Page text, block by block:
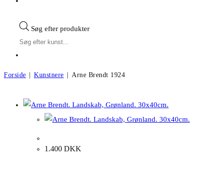
Søg efter produkter
Forside | Kunstnere | Arne Brendt 1924
1.400 DKK